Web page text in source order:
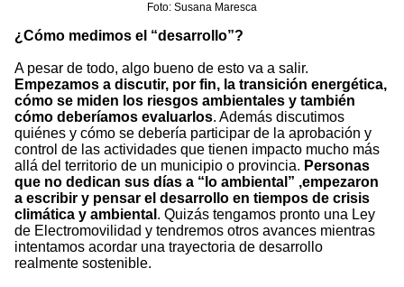
Foto: Susana Maresca
¿Cómo medimos el “desarrollo”?
A pesar de todo, algo bueno de esto va a salir.
Empezamos a discutir, por fin, la transición energética,
cómo se miden los riesgos ambientales y también
cómo deberíamos evaluarlos. Además discutimos
quiénes y cómo se debería participar de la aprobación y
control de las actividades que tienen impacto mucho más
allá del territorio de un municipio o provincia. Personas
que no dedican sus días a “lo ambiental” ,empezaron
a escribir y pensar el desarrollo en tiempos de crisis
climática y ambiental . Quizás tengamos pronto una Ley
de Electromovilidad y tendremos otros avances mientras
intentamos acordar una trayectoria de desarrollo
realmente sostenible.